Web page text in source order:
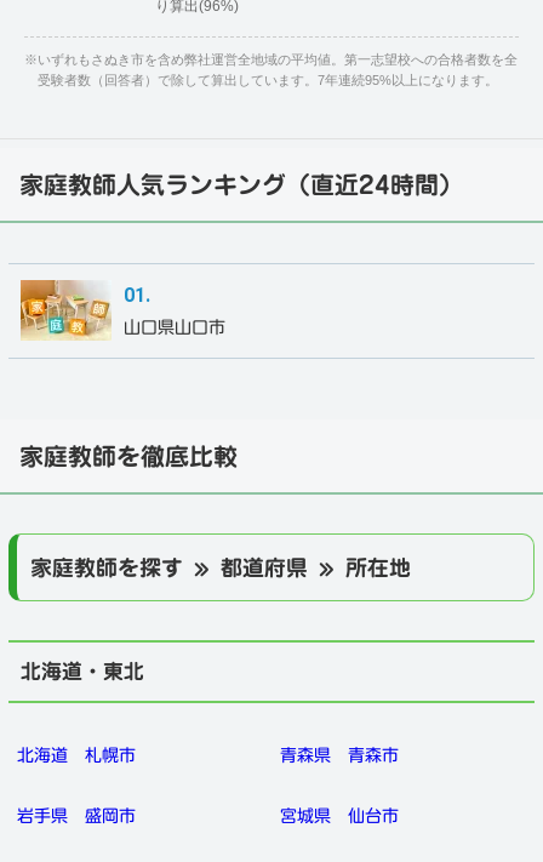
り算出(96%)
※いずれもさぬき市を含め弊社運営全地域の平均値。第一志望校への合格者数を全
受験者数（回答者）で除して算出しています。7年連続95%以上になります。
家庭教師人気ランキング（直近24時間）
山口県山口市
家庭教師を徹底比較
家庭教師を探す » 都道府県 » 所在地
北海道・東北
北海道 札幌市 青森県 青森市
岩手県 盛岡市 宮城県 仙台市